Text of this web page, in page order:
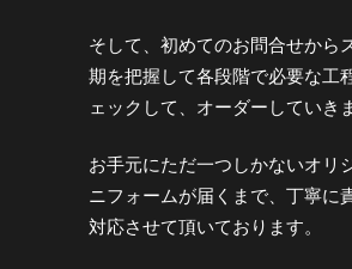
そして、初めてのお問合せから
期を把握して各段階で必要な工
ェックして、オーダーしていき
お手元にただ一つしかないオリ
ニフォームが届くまで、丁寧に
対応させて頂いております。